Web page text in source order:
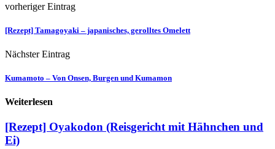
vorheriger Eintrag
[Rezept] Tamagoyaki – japanisches, gerolltes Omelett
Nächster Eintrag
Kumamoto – Von Onsen, Burgen und Kumamon
Weiterlesen
[Rezept] Oyakodon (Reisgericht mit Hähnchen und
Ei)